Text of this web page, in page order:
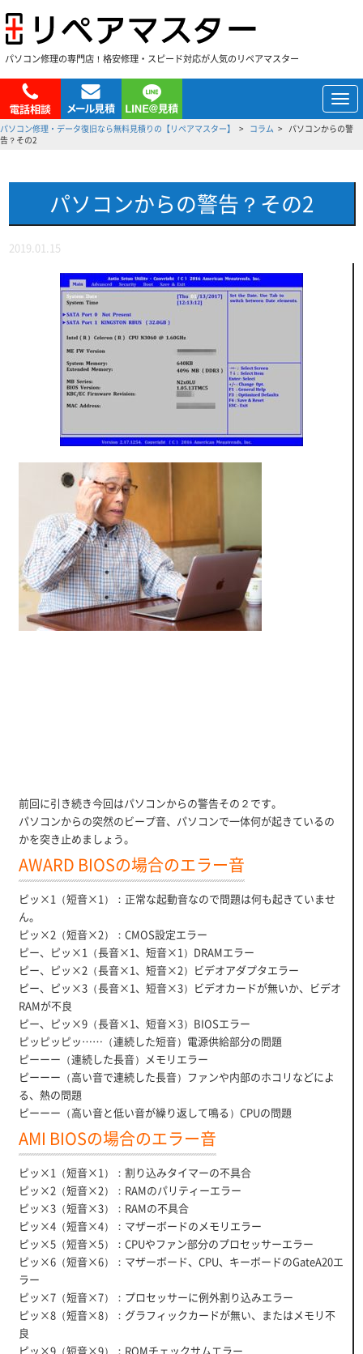
パソコン修理の専門店！格安修理・スピード対応が人気のリペアマスター
メ
ニ
ュ
パソコン修理・データ復旧なら無料見積りの【リペアマスター】 コラム
パソコンからの警
告？その2
パソコンからの警告？その2
2019.01.15
前回に引き続き今回はパソコンからの警告その２です。
パソコンからの突然のビープ音、パソコンで一体何が起きているの
かを突き止めましょう。
AWARD BIOSの場合のエラー音
ピッ×1（短音×1）：正常な起動音なので問題は何も起きていませ
ん。
ピッ×2（短音×2）：CMOS設定エラー
ピー、ピッ×1（長音×1、短音×1）DRAMエラー
ピー、ピッ×2（長音×1、短音×2）ビデオアダプタエラー
ピー、ピッ×3（長音×1、短音×3）ビデオカードが無いか、ビデオ
RAMが不良
ピー、ピッ×9（長音×1、短音×3）BIOSエラー
ピッピッピッ……（連続した短音）電源供給部分の問題
ピーーー（連続した長音）メモリエラー
ピーーー（高い音で連続した長音）ファンや内部のホコリなどによ
る、熱の問題
ピーーー（高い音と低い音が繰り返して鳴る）CPUの問題
AMI BIOSの場合のエラー音
ピッ×1（短音×1）：割り込みタイマーの不具合
ピッ×2（短音×2）：RAMのパリティーエラー
ピッ×3（短音×3）：RAMの不具合
ピッ×4（短音×4）：マザーボードのメモリエラー
ピッ×5（短音×5）：CPUやファン部分のプロセッサーエラー
ピッ×6（短音×6）：マザーボード、CPU、キーボードのGateA20エ
ラー
ピッ×7（短音×7）：プロセッサーに例外割り込みエラー
ピッ×8（短音×8）：グラフィックカードが無い、またはメモリ不
良
ピッ×9（短音×9）：ROMチェックサムエラー